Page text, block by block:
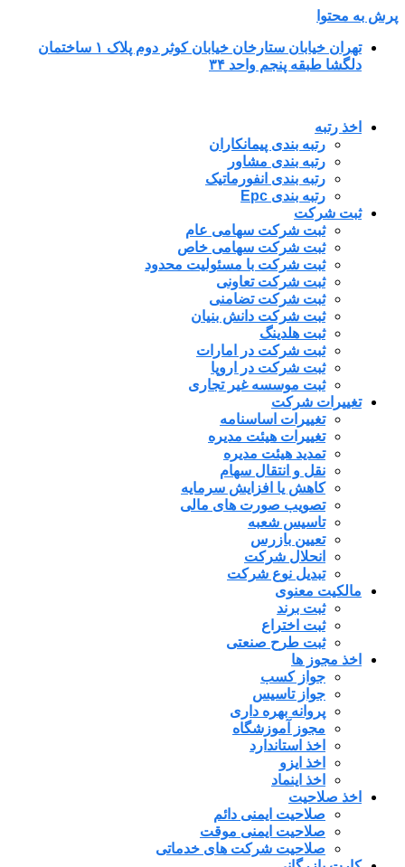
پرش به محتوا
تهران خیابان ستارخان خیابان کوثر دوم پلاک ۱ ساختمان
دلگشا طبقه پنجم واحد ۳۴
اخذ رتبه
رتبه بندی پیمانکاران
رتبه بندی مشاور
رتبه بندی انفورماتیک
رتبه بندی Epc
ثبت شرکت
ثبت شرکت سهامی عام
ثبت شرکت سهامی خاص
ثبت شرکت با مسئولیت محدود
ثبت شرکت تعاونی
ثبت شرکت تضامنی
ثبت شرکت دانش بنیان
ثبت هلدینگ
ثبت شرکت در امارات
ثبت شرکت در اروپا
ثبت موسسه غیر تجاری
تغییرات شرکت
تغییرات اساسنامه
تغییرات هیئت مدیره
تمدید هیئت مدیره
نقل و انتقال سهام
کاهش یا افزایش سرمایه
تصویب صورت های مالی
تاسیس شعبه
تعیین بازرس
انحلال شرکت
تبدیل نوع شرکت
مالکیت معنوی
ثبت برند
ثبت اختراع
ثبت طرح صنعتی
اخذ مجوز ها
جواز کسب
جواز تاسیس
پروانه بهره داری
مجوز آموزشگاه
اخذ استاندارد
اخذ ایزو
اخذ اینماد
اخذ صلاحیت
صلاحیت ایمنی دائم
صلاحیت ایمنی موقت
صلاحیت شرکت های خدماتی